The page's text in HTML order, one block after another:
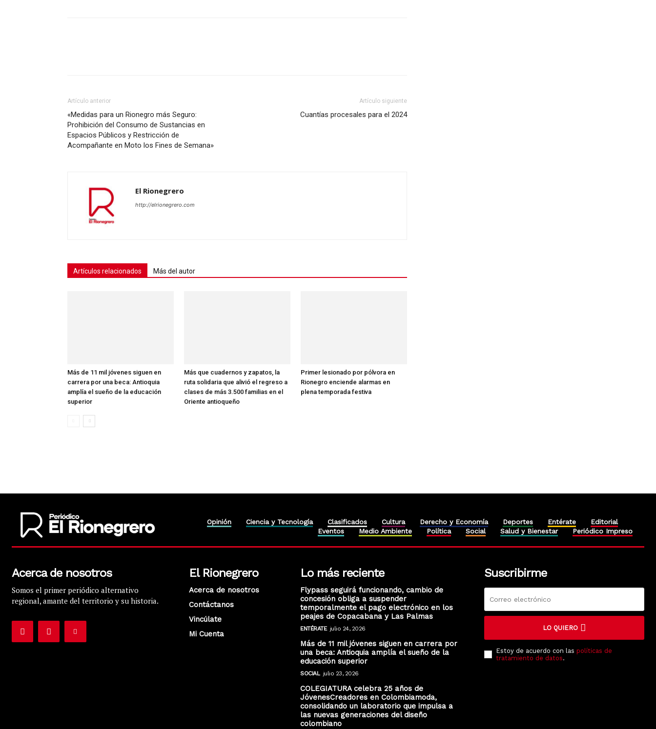
Artículo anterior
«Medidas para un Rionegro más Seguro:
Prohibición del Consumo de Sustancias en
Espacios Públicos y Restricción de
Acompañante en Moto los Fines de Semana»
Artículo siguiente
Cuantías procesales para el 2024
El Rionegrero
http://elrionegrero.com
Artículos relacionados Más del autor
Más de 11 mil jóvenes siguen en
carrera por una beca: Antioquia
amplía el sueño de la educación
superior
Más que cuadernos y zapatos, la
ruta solidaria que alivió el regreso a
clases de más 3.500 familias en el
Oriente antioqueño
Primer lesionado por pólvora en
Rionegro enciende alarmas en
plena temporada festiva
Opinión Ciencia y Tecnología Clasificados Cultura Derecho y Economía Deportes Entérate
Editorial
Eventos
Medio Ambiente Política Social Salud y Bienestar Periódico Impreso
Acerca de nosotros
Somos el primer periódico alternativo
regional, amante del territorio y su historia.
El Rionegrero
Acerca de nosotros
Contáctanos
Vincúlate
Mi Cuenta
Lo más reciente
Flypass seguirá funcionando, cambio de
concesión obliga a suspender
temporalmente el pago electrónico en los
peajes de Copacabana y Las Palmas
ENTÉRATE julio 24, 2026
Más de 11 mil jóvenes siguen en carrera por
una beca: Antioquia amplía el sueño de la
educación superior
SOCIAL julio 23, 2026
COLEGIATURA celebra 25 años de
JóvenesCreadores en Colombiamoda,
consolidando un laboratorio que impulsa a
las nuevas generaciones del diseño
colombiano
Suscribirme
LO QUIERO
Estoy de acuerdo con las políticas de
tratamiento de datos.